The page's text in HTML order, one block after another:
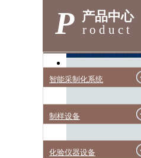
P 产品中心
roduct
智能采制化系统
制样设备
化验仪器设备